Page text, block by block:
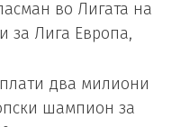
во Лигата на
за Лига Европа,
два милиони
шампион за